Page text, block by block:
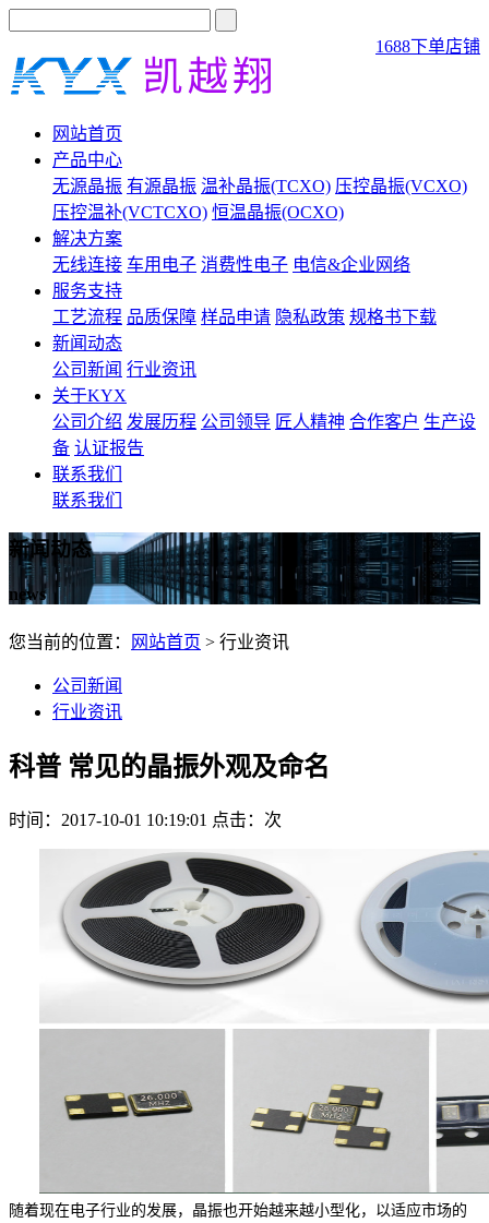
1688下单店铺
网站首页
产品中心
无源晶振 有源晶振 温补晶振(TCXO) 压控晶振(VCXO)
压控温补(VCTCXO) 恒温晶振(OCXO)
解决方案
无线连接 车用电子 消费性电子 电信&企业网络
服务支持
工艺流程 品质保障 样品申请 隐私政策 规格书下载
新闻动态
公司新闻 行业资讯
关于KYX
公司介绍 发展历程 公司领导 匠人精神 合作客户 生产设
备 认证报告
联系我们
联系我们
新闻动态
news
您当前的位置： 网站首页 > 行业资讯
公司新闻
行业资讯
科普 常见的晶振外观及命名
时间：2017-10-01 10:19:01 点击： 次
随着现在电子行业的发展，晶振也开始越来越小型化，以适应市场的